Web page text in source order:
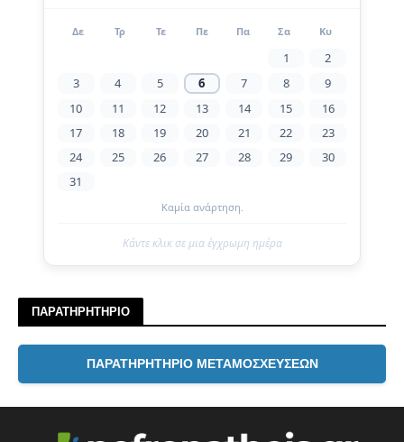
Δε Τρ Τε Πε Πα Σα Κυ
1
2
3
4 5 6 7 8
9
10
11 12 13 14 15
16
17
18 19 20 21 22
23
24
25 26 27 28 29
30
31
Καμία ανάρτηση.
Κάντε κλικ σε μια έγχρωμη ημέρα
ΠΑΡΑΤΗΡΗΤΗΡΙΟ
ΠΑΡΑΤΗΡΗΤΗΡΙΟ ΜΕΤΑΜΟΣΧΕΥΣΕΩΝ